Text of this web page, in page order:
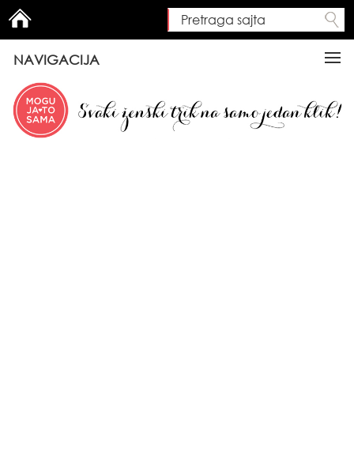
Search form
Pretraga sajta
NAVIGACIJA